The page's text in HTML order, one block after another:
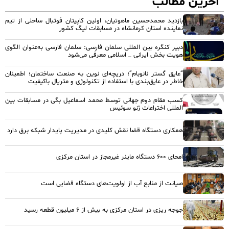
بازدید محمدحسین ماهوتیان، اولین کاپیتان فوتبال ساحلی از تیم
نماینده استان کرمانشاه در مسابقات لیگ کشور
دبیر کنگره بین المللی سلمان فارسی: سلمان فارسی به‌عنوان الگوی
هویت بخش ایرانی _ اسلامی معرفی می‌شود
“عایق گستر نانوبام”؛ دریچه‌ای نوین به صنعت ساختمان؛ اطمینان
خاطر در عایق‌بندی با استفاده از تکنولوژی و متریال باکیفیت
کسب مقام دوم جهانی توسط محمد اسماعیل بگی در مسابقات بین
المللی اختراعات ژنو سوئیس
همکاری دستگاه قضا نقش کلیدی در مدیریت پایدار شبکه برق دارد
امحای ۶۰۰ دستگاه ماینر غیرمجاز در استان مرکزی
صیانت از منابع آب از اولویت‌های دستگاه قضایی است
جوجه ریزی در استان مرکزی به بیش از ۶ میلیون قطعه رسید